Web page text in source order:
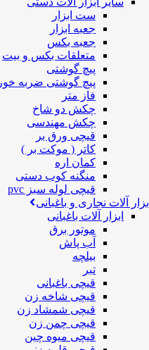
ست ابزار
جعبه ابزار
جعبه بکس
متعلقات بکس و بیت
پیچ گوشتی
پیچ گوشتی ضربه خور
فاز متر
چکش دو شاخ
چکش مهندسی
قیچی ورق بر
کاتر ( موکت بر )
کمان اره
منگنه کوب دستی
قیچی لوله سبز pvc
ابزار آلات نجاری و باغبانی
ابزار آلات باغبانی
موتور برق
آب پاش
بیلچه
تبر
قیچی باغبانی
قیچی شاخه زن
قیچی شمشاد زن
قیچی چمن زن
قیچی میوه چین